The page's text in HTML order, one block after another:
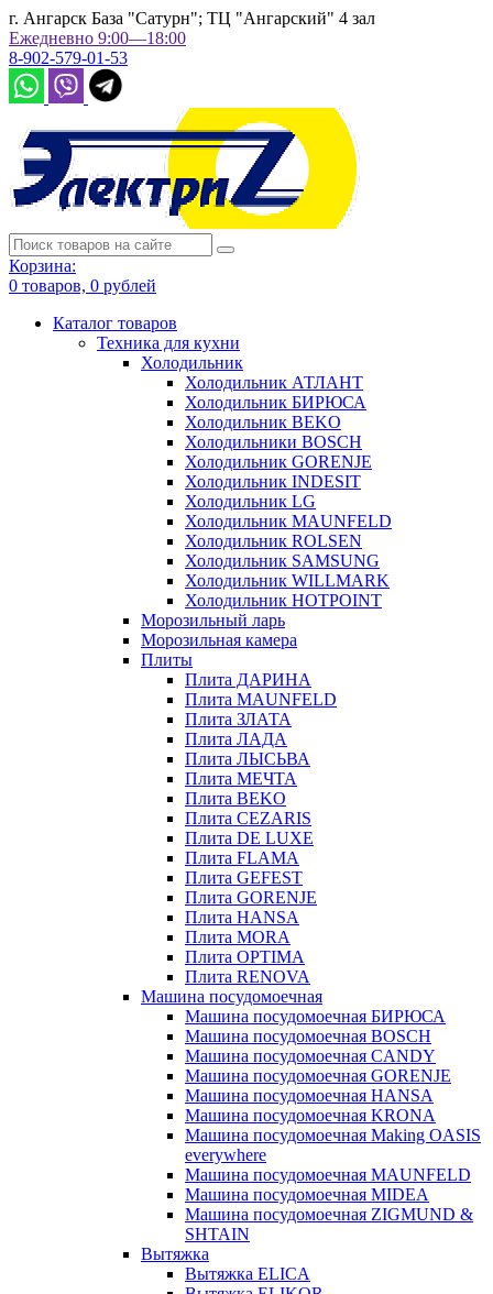
г. Ангарск База "Сатурн"; ТЦ "Ангарский" 4 зал
Ежедневно 9:00—18:00
8-902-579-01-53
Корзина:
0 товаров, 0 рублей
Каталог товаров
Техника для кухни
Холодильник
Холодильник АТЛАНТ
Холодильник БИРЮСА
Холодильник BEKO
Холодильники BOSCH
Холодильник GORENJE
Холодильник INDESIT
Холодильник LG
Холодильник MAUNFELD
Холодильник ROLSEN
Холодильник SAMSUNG
Холодильник WILLMARK
Холодильник HOTPOINT
Морозильный ларь
Морозильная камера
Плиты
Плита ДАРИНА
Плита MAUNFELD
Плита ЗЛАТА
Плита ЛАДА
Плита ЛЫСЬВА
Плита МЕЧТА
Плита BEKO
Плита CEZARIS
Плита DE LUXE
Плита FLAMA
Плита GEFEST
Плита GORENJE
Плита HANSA
Плита MORA
Плита OPTIMA
Плита RENOVA
Машина посудомоечная
Машина посудомоечная БИРЮСА
Машина посудомоечная BOSCH
Машина посудомоечная CANDY
Машина посудомоечная GORENJE
Машина посудомоечная HANSA
Машина посудомоечная KRONA
Машина посудомоечная Making OASIS
everywhere
Машина посудомоечная MAUNFELD
Машина посудомоечная MIDEA
Машина посудомоечная ZIGMUND &
SHTAIN
Вытяжка
Вытяжка ELICA